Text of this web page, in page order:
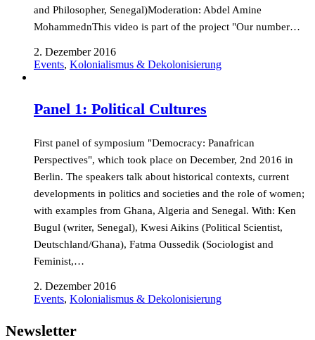
and Philosopher, Senegal)Moderation: Abdel Amine
MohammednThis video is part of the project "Our number…
2. Dezember 2016
Events, Kolonialismus & Dekolonisierung
Panel 1: Political Cultures
First panel of symposium "Democracy: Panafrican
Perspectives", which took place on December, 2nd 2016 in
Berlin. The speakers talk about historical contexts, current
developments in politics and societies and the role of women;
with examples from Ghana, Algeria and Senegal. With: Ken
Bugul (writer, Senegal), Kwesi Aikins (Political Scientist,
Deutschland/Ghana), Fatma Oussedik (Sociologist and
Feminist,…
2. Dezember 2016
Events, Kolonialismus & Dekolonisierung
Newsletter